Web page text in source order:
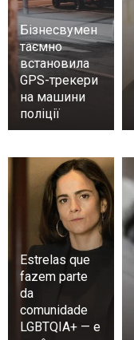
Бізнесвумен
таємно
встановила
GPS-трекери
на машини
поліції
Estrelas que
fazem parte
da
comunidade
LGBTQIA+ — e